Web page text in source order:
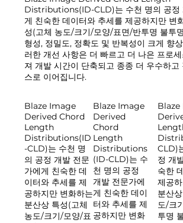
Distributions(ID-CLD)는 수천 명의 공정
게 친숙한 데이터와 추세를 제공하지만 변
성(고체 농도/크기/모양/표면/반투명 불투
형성, 정밀도, 정확도 및 반복성이 크게 향
러한 개선 사항은 더 빠르고 더 나은 프로
져 개발 시간이 단축되고 종종 더 우수하고
스로 이어집니다.
Blaze Image
Derived Chord
Length
Distributions(ID
-CLD)는 수천 명
의 공정 개발 전문
가에게 친숙한 데
이터와 추세를 제
공하지만 변화하는
분산상 특성(고체
농도/크기/모양/표
CLD)
정 개
숙한
제공
분산
도/크
투명
Blaze Image
Derived
Chord
Length
Distributions
(ID-CLD)는 수
천 명의 공정
개발 전문가에
게 친숙한 데이
터와 추세를 제
공하지만 변화